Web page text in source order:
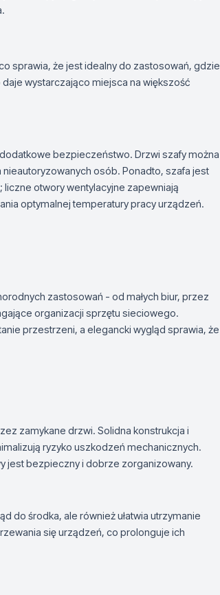
sprawia, że jest idealny do zastosowań, gdzie
wystarczająco miejsca na większość
bezpieczeństwo. Drzwi szafy można
osób. Ponadto, szafa jest
liczne otwory wentylacyjne zapewniają
optymalnej temperatury pracy urządzeń.
zastosowań - od małych biur, przez
organizacji sprzętu sieciowego.
przestrzeni, a elegancki wygląd sprawia, że
zamykane drzwi. Solidna konstrukcja i
ryzyko uszkodzeń mechanicznych.
jest bezpieczny i dobrze zorganizowany.
do środka, ale również ułatwia utrzymanie
się urządzeń, co prolonguje ich